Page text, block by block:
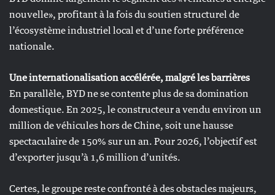
nouvelle», profitant à la fois du soutien structurel de
l’écosystème industriel local et d’une forte préférence
nationale.
Une internationalisation accélérée, malgré les barrières
En parallèle, BYD ne se contente plus de sa domination
domestique. En 2025, le constructeur a vendu environ un
million de véhicules hors de Chine, soit une hausse
spectaculaire de 150% sur un an. Pour 2026, l’objectif est
d’exporter jusqu’à 1,6 million d’unités.
Certes, le groupe reste confronté à des obstacles majeurs,